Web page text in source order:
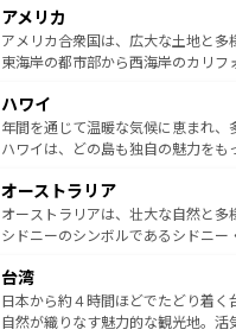
ンツ一覧を参照してほしい。
の建物がそのまま残る町や、スイス
博物館もあり、アルプス観光だけで
ことができる。国民の所得が高いた
ば市内交通費無料で観光を楽しむこともで
着のスイス情報はコンテンツ一覧
アメリカ
アメリカ合衆国は、広大な土地と多
東海岸の都市部から西海岸のカリフ
のような巨大都市は、観光、ショッ
ンメントが詰まった刺激的なスポッ
西部には大自然が広がり、グランド
部のニューオーリンズでは、音楽と
文化が魅力。旅行者はアメリカの各
しみながら、その多様性と豊かな歴
ならではの贅沢な旅のスタイルだ。 なお、新着のアメリカ
情報はコンテンツ一覧を参照してほ
ハワイ
年間を通じて温暖な気候に恵まれ、
ハワイは、どの島も独自の魅力をも
ワイ島は見逃せない。また、定番の
島だが、静かな自然を求めるならマ
おすすめ。エメラルドグリーンに輝
れるおもてなしの心で訪れる人々を
人々、おいしいローカルフードやハ
ク、伝統的なフラダンスなど、すべ
オーストラリア
オーストラリアは、壮大な自然と多
シドニーのシンボルであるシドニー
リアリーフや大陸中央部にそびえる
ク）、タスマニアの美しい原生林や
ど、見どころがたくさん。また、カ
台湾
日本から約４時間ほどでたどり着く
自然が織りなす魅力的な観光地。活